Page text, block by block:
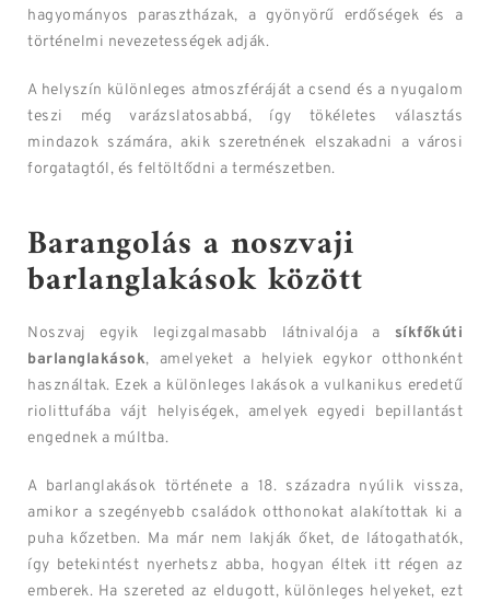
hagyományos parasztházak, a gyönyörű erdőségek és a
történelmi nevezetességek adják.
A helyszín különleges atmoszféráját a csend és a nyugalom
teszi még varázslatosabbá, így tökéletes választás
mindazok számára, akik szeretnének elszakadni a városi
forgatagtól, és feltöltődni a természetben.
Barangolás a noszvaji
barlanglakások között
Noszvaj egyik legizgalmasabb látnivalója a síkfőkúti
barlanglakások, amelyeket a helyiek egykor otthonként
használtak. Ezek a különleges lakások a vulkanikus eredetű
riolittufába vájt helyiségek, amelyek egyedi bepillantást
engednek a múltba.
A barlanglakások története a 18. századra nyúlik vissza,
amikor a szegényebb családok otthonokat alakítottak ki a
puha kőzetben. Ma már nem lakják őket, de látogathatók,
így betekintést nyerhetsz abba, hogyan éltek itt régen az
emberek. Ha szereted az eldugott, különleges helyeket, ezt